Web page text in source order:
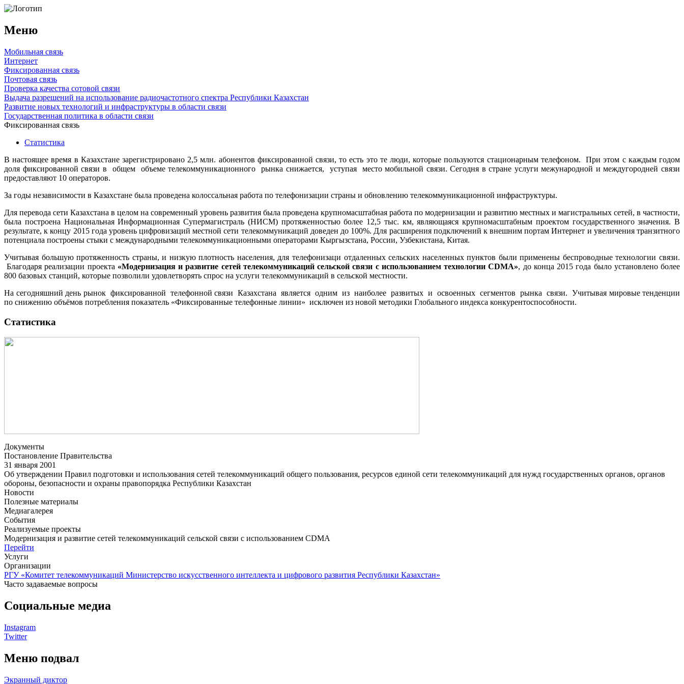
Меню
Мобильная связь
Интернет
Фиксированная связь
Почтовая связь
Проверка качества сотовой связи
Выдача разрешений на использование радиочастотного спектра Республики Казахстан
Развитие новых технологий и инфраструктуры в области связи
Государственная политика в области связи
Фиксированная связь
Статистика
В настоящее время в Казахстане зарегистрировано 2,5 млн. абонентов фиксированной связи, то есть это те люди, которые пользуются стационарным телефоном. При этом с каждым годом
доля фиксированной связи в общем объеме телекоммуникационного рынка снижается, уступая место мобильной связи. Сегодня в стране услуги межународной и междугородней связи
предоставляют 10 операторов.
За годы независимости в Казахстане была проведена колоссальная работа по телефонизации страны и обновлению телекоммуникационной инфраструктуры.
Для перевода сети Казахстана в целом на современный уровень развития была проведена крупномасштабная работа по модернизации и развитию местных и магистральных сетей, в частности,
была построена Национальная Информационная Супермагистраль (НИСМ) протяженностью более 12,5 тыс. км, являющаяся крупномасштабным проектом государственного значения. В
результате, к концу 2015 года уровень цифровизаций местной сети телекоммуникаций доведен до 100%. Для расширения подключений к внешним портам Интернет и увеличения транзитного
потенциала построены стыки с международными телекоммуникационными операторами Кыргызстана, России, Узбекистана, Китая.
Учитывая большую протяженность страны, и низкую плотность населения, для телефонизаци отдаленных сельских населенных пунктов были применены беспроводные технологии связи.
Благодаря реализации проекта «Модернизация и развитие сетей телекоммуникаций сельской связи с использованием технологии CDMA», до конца 2015 года было установлено более
800 базовых станций, которые позволили удовлетворять спрос на услуги телекоммуникаций в сельской местности.
На сегодняшний день рынок фиксированной телефонной связи Казахстана является одним из наиболее развитых и освоенных сегментов рынка связи. Учитывая мировые тенденции
по снижению объёмов потребления показатель «Фиксированные телефонные линии» исключен из новой методики Глобального индекса конкурентоспособности.
Статистика
Документы
Постановление Правительства
31 января 2001
Об утверждении Правил подготовки и использования сетей телекоммуникаций общего пользования, ресурсов единой сети телекоммуникаций для нужд государственных органов, органов
обороны, безопасности и охраны правопорядка Республики Казахстан
Новости
Полезные материалы
Медиагалерея
События
Реализуемые проекты
Модернизация и развитие сетей телекоммуникаций сельской связи с использованием CDMA
Перейти
Услуги
Организации
РГУ «Комитет телекоммуникаций Министерство искусственного интеллекта и цифрового развития Республики Казахстан»
Часто задаваемые вопросы
Социальные медиа
Instagram
Twitter
Меню подвал
Экранный диктор